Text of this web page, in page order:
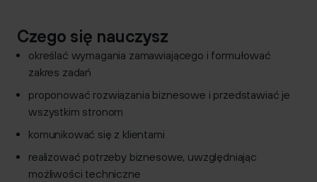
Czego się nauczysz
określać wymagania zamawiającego i formułować
zakres zadań
proponować rozwiązania biznesowe i przedstawiać je
wszystkim stronom
komunikować się z klientami
realizować potrzeby biznesowe, uwzględniając
możliwości techniczne